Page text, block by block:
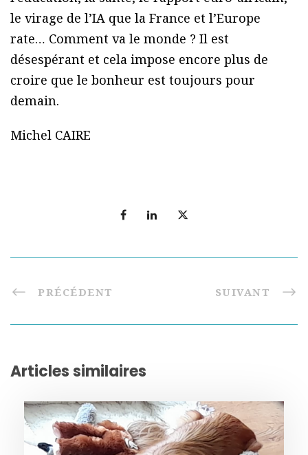
le virage de l’IA que la France et l’Europe
rate… Comment va le monde ? Il est
désespérant et cela impose encore plus de
croire que le bonheur est toujours pour
demain.
Michel CAIRE
PRÉCÉDENT SUIVANT
Articles similaires